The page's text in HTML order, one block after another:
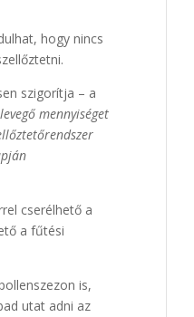
hogy nincs
szigorítja – a
mennyiséget
cserélhető a
a fűtési
is,
utat adni az